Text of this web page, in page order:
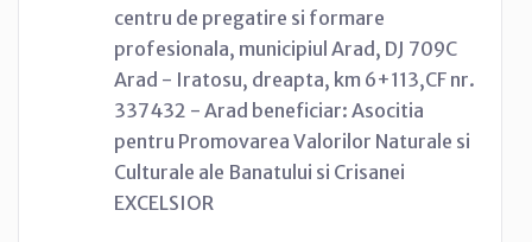
centru de pregatire si formare
profesionala, municipiul Arad, DJ 709C
Arad - Iratosu, dreapta, km 6+113,CF nr.
337432 - Arad beneficiar: Asocitia
pentru Promovarea Valorilor Naturale si
Culturale ale Banatului si Crisanei
EXCELSIOR